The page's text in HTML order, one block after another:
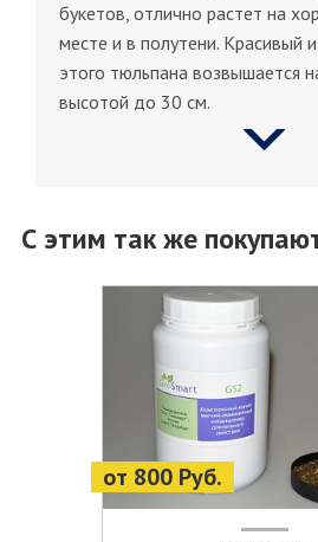
букетов, отлично растет на
месте и в полутени. Красивый
этого тюльпана возвышается
высотой до 30 см.
С этим так же
от 800 Руб.